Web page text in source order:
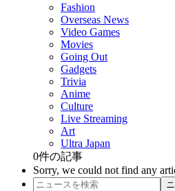
Fashion
Overseas News
Video Games
Movies
Going Out
Gadgets
Trivia
Anime
Culture
Live Streaming
Art
Ultra Japan
0件の記事
Sorry, we could not find any